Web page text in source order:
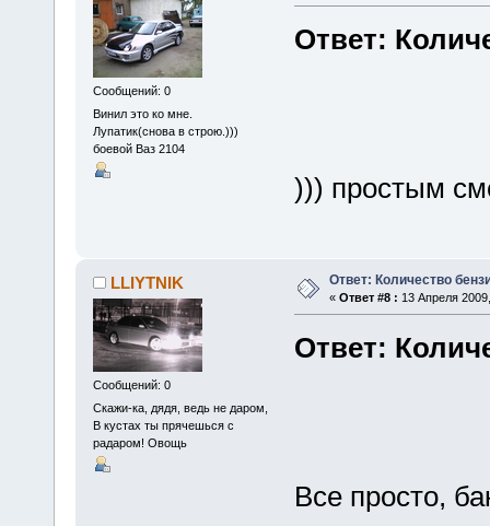
Сообщений: 0
Винил это ко мне.
Лупатик(снова в строю.)))
боевой Ваз 2104
Ответ:
))) простым
LLIYTNIK
Сообщений: 0
Скажи-ка, дядя, ведь не даром,
В кустах ты прячешься с
радаром! Овощь
Ответ: Количество
« Ответ #8 : 13 Апреля
Ответ:
Все просто,